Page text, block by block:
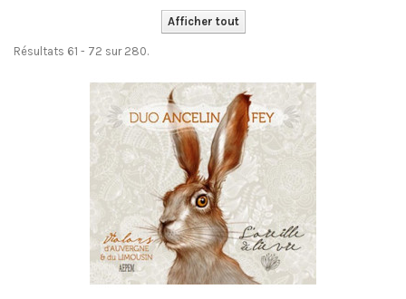
Afficher tout
Résultats 61 - 72 sur 280.